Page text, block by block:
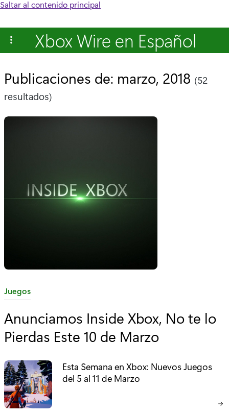
Saltar al contenido principal
Xbox Wire en Español
Publicaciones de: marzo, 2018 (52
resultados)
C
t
e
g
o
r
í
a
Juegos
Anunciamos Inside Xbox, No te lo
Pierdas Este 10 de Marzo
Esta Semana en Xbox: Nuevos Juegos
del 5 al 11 de Marzo